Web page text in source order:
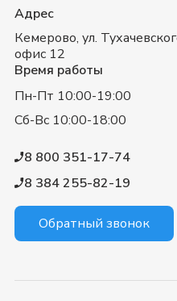
Адрес
Кемерово, ул.
офис 12
Время работы
Пн-Пт 10:00-19:00
Сб-Вс 10:00-18:00
8 800 351-17-74
8 384 255-82-19
Обратный звонок